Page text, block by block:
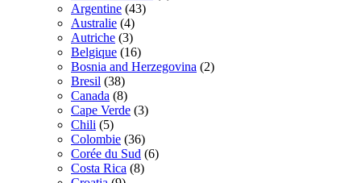
Argentine (43)
Australie (4)
Autriche (3)
Belgique (16)
Bosnia and Herzegovina (2)
Bresil (38)
Canada (8)
Cape Verde (3)
Chili (5)
Colombie (36)
Corée du Sud (6)
Costa Rica (8)